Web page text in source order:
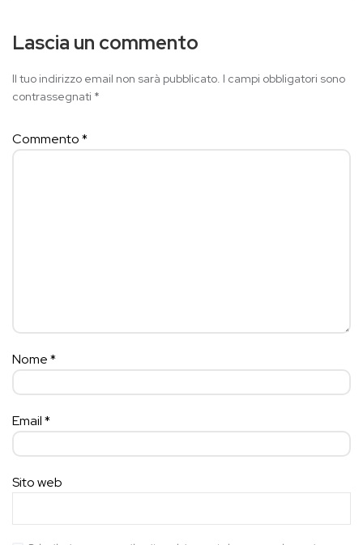
Lascia un commento
Il tuo indirizzo email non sarà pubblicato. I campi obbligatori sono
contrassegnati *
Commento*
Nome*
Email*
Sito web